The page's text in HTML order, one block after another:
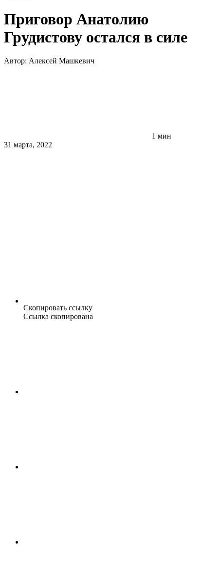
Приговор Анатолию
Грудистову остался в силе
Автор: Алексей Машкевич
1 мин
31 марта, 2022
Скопировать ссылку
Ссылка скопирована